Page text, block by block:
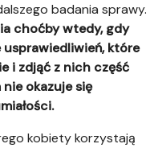
badania sprawy.
choćby wtedy, gdy
usprawiedliwień, które
i zdjąć z nich część
okazuje się
kobiety korzystają